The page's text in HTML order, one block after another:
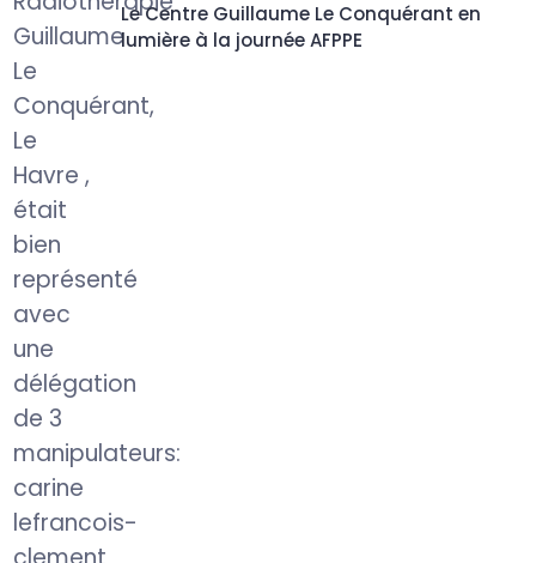
Le Centre Guillaume Le Conquérant en
lumière à la journée AFPPE